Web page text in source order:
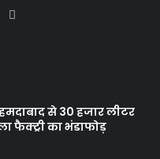
YouTube
Instagram
से 30 हजार लीटर
फैक्ट्री का भंडाफोड़